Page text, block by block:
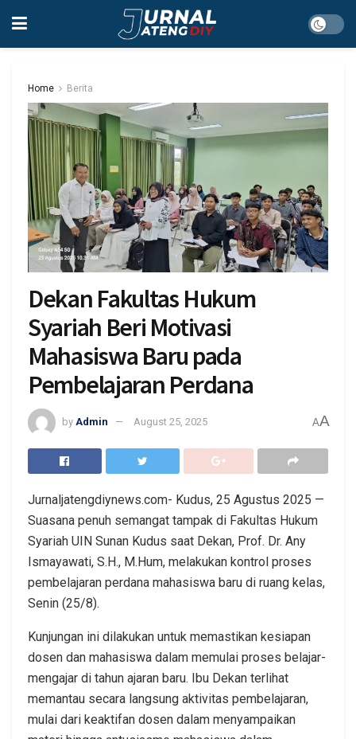
Home Berita
Dekan Fakultas Hukum
Syariah Beri Motivasi
Mahasiswa Baru pada
Pembelajaran Perdana
by Admin August 25, 2025 AA
Jurnaljatengdiynews.com- Kudus, 25 Agustus 2025 —
Suasana penuh semangat tampak di Fakultas Hukum
Syariah UIN Sunan Kudus saat Dekan, Prof. Dr. Any
Ismayawati, S.H., M.Hum, melakukan kontrol proses
pembelajaran perdana mahasiswa baru di ruang kelas,
Senin (25/8).
Kunjungan ini dilakukan untuk memastikan kesiapan
dosen dan mahasiswa dalam memulai proses belajar-
mengajar di tahun ajaran baru. Ibu Dekan terlihat
memantau secara langsung aktivitas pembelajaran,
mulai dari keaktifan dosen dalam menyampaikan